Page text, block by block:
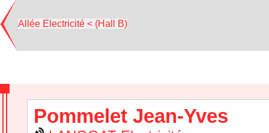
Allée Electricité < (Hall B)
Pommelet Jean-Yves